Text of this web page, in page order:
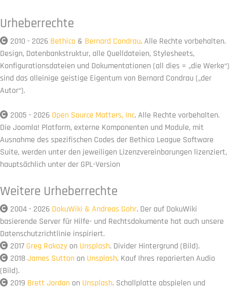
Urheberrechte
2010 - 2026 Bethico & Bernard Condrau. Alle Rechte vorbehalten.
Design, Datenbankstruktur, alle Quelldateien, Stylesheets,
Konfigurationsdateien und Dokumentationen (all dies = „die Werke“)
sind das alleinige geistige Eigentum von Bernard Condrau („der
Autor“).
2005 - 2026 Open Source Matters, Inc. Alle Rechte vorbehalten.
Die Joomla! Platform, externe Komponenten und Module, mit
Ausnahme des spezifischen Codes der Bethico League Software
Suite, werden unter den jeweiligen Lizenzvereinbarungen lizenziert,
hauptsächlich unter der GPL-Version
Weitere Urheberrechte
2004 - 2026 DokuWiki & Andreas Gohr. Der auf DokuWiki
basierende Server für Hilfe- und Rechtsdokumente hat auch unsere
Datenschutzrichtlinie inspiriert.
2017 Greg Rakozy on Unsplash. Divider Hintergrund (Bild).
2018James Sutton on Unsplash. Kauf Ihres reparierten Audio
(Bild).
2019 Brett Jordan on Unsplash. Schallplatte abspielen und